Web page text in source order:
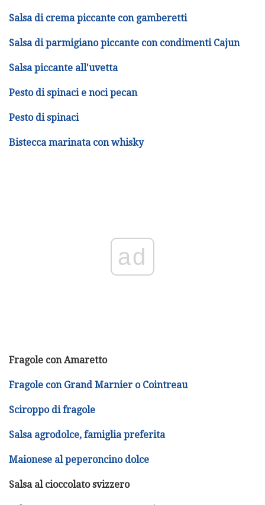
Salsa di crema piccante con gamberetti
Salsa di parmigiano piccante con condimenti Cajun
Salsa piccante all'uvetta
Pesto di spinaci e noci pecan
Pesto di spinaci
Bistecca marinata con whisky
ad
Fragole con Amaretto
Fragole con Grand Marnier o Cointreau
Sciroppo di fragole
Salsa agrodolce, famiglia preferita
Maionese al peperoncino dolce
Salsa al cioccolato svizzero